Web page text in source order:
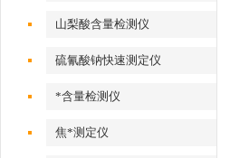
山梨酸含量检测仪
硫氰酸钠快速测定仪
*含量检测仪
焦*测定仪